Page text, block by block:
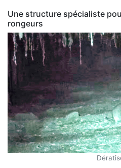
Une structure spécialiste
rongeurs